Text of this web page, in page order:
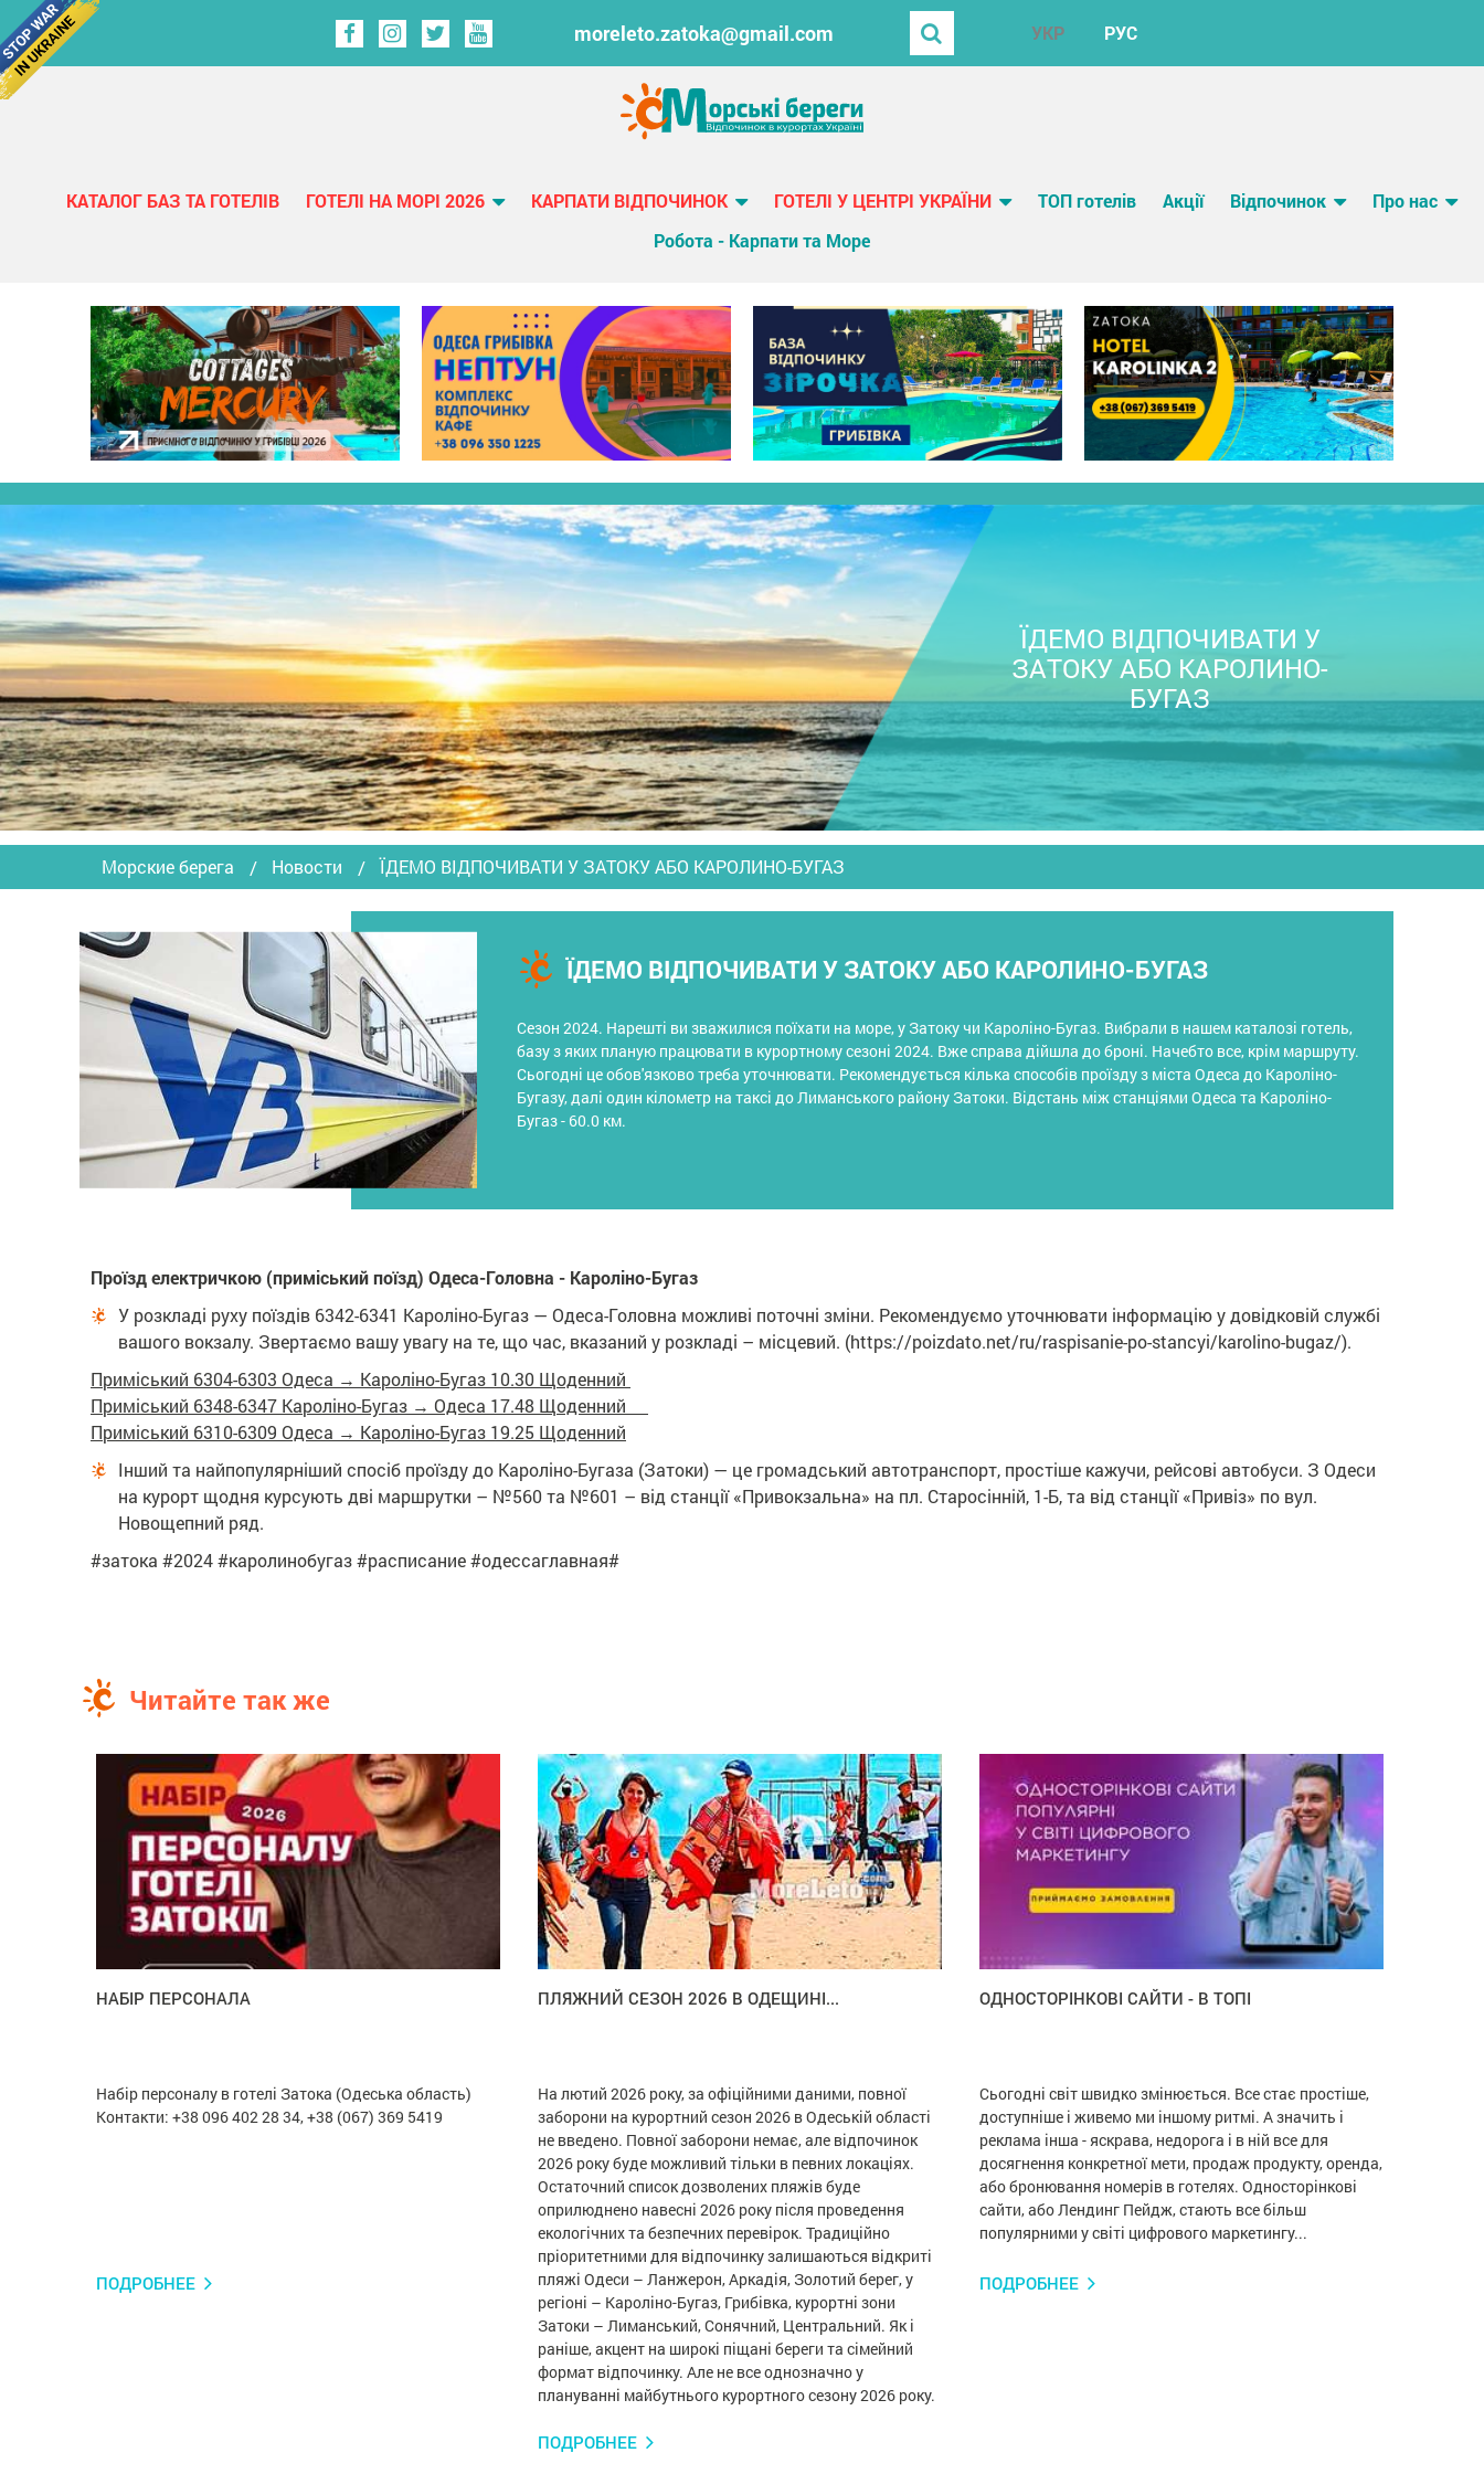
moreleto.zatoka@gmail.com УКР РУС
КАТАЛОГ БАЗ ТА ГОТЕЛІВ ГОТЕЛІ НА МОРІ 2026 КАРПАТИ ВІДПОЧИНОК ГОТЕЛІ У ЦЕНТРІ УКРАЇНИ ТОП готелів Акції Відпочинок
Про нас
Робота - Карпати та Море
ЇДЕМО ВІДПОЧИВАТИ У
ЗАТОКУ АБО КАРОЛИНО-
БУГАЗ
Морские берега Новости ЇДЕМО ВІДПОЧИВАТИ У ЗАТОКУ АБО КАРОЛИНО-БУГАЗ
ЇДЕМО ВІДПОЧИВАТИ У ЗАТОКУ АБО КАРОЛИНО-БУГАЗ
Сезон 2024. Нарешті ви зважилися поїхати на море, у Затоку чи Кароліно-Бугаз. Вибрали в нашем каталозі готель,
базу з яких планую працювати в курортному сезоні 2024. Вже справа дійшла до броні. Начебто все, крім маршруту.
Сьогодні це обов'язково треба уточнювати. Рекомендується кілька способів проїзду з міста Одеса до Кароліно-
Бугазу, далі один кілометр на таксі до Лиманського району Затоки. Відстань між станціями Одеса та Кароліно-
Бугаз - 60.0 км.
Проїзд електричкою (приміський поїзд) Одеса-Головна - Кароліно-Бугаз
У розкладі руху поїздів 6342-6341 Кароліно-Бугаз — Одеса-Головна можливі поточні зміни. Рекомендуємо уточнювати інформацію у довідковій службі
вашого вокзалу. Звертаємо вашу увагу на те, що час, вказаний у розкладі – місцевий. (https://poizdato.net/ru/raspisanie-po-stancyi/karolino-bugaz/).
Приміський 6304-6303 Одеса → Кароліно-Бугаз 10.30 Щоденний
Приміський 6348-6347 Кароліно-Бугаз → Одеса 17.48 Щоденний
Приміський 6310-6309 Одеса → Кароліно-Бугаз 19.25 Щоденний
Інший та найпопулярніший спосіб проїзду до Кароліно-Бугаза (Затоки) — це громадський автотранспорт, простіше кажучи, рейсові автобуси. З Одеси
на курорт щодня курсують дві маршрутки – №560 та №601 – від станції «Привокзальна» на пл. Старосінній, 1-Б, та від станції «Привіз» по вул.
Новощепний ряд.
#затока #2024 #каролинобугаз #расписание #одессаглавная#
Читайте так же
НАБІР ПЕРСОНАЛА
Набір персоналу в готелі Затока (Одеська область)
Контакти: +38 096 402 28 34, +38 (067) 369 5419
ПОДРОБНЕЕ
ПЛЯЖНИЙ СЕЗОН 2026 В ОДЕЩИНІ...
На лютий 2026 року, за офіційними даними, повної
заборони на курортний сезон 2026 в Одеській області
не введено. Повної заборони немає, але відпочинок
2026 року буде можливий тільки в певних локаціях.
Остаточний список дозволених пляжів буде
оприлюднено навесні 2026 року після проведення
екологічних та безпечних перевірок. Традиційно
пріоритетними для відпочинку залишаються відкриті
пляжі Одеси – Ланжерон, Аркадія, Золотий берег, у
регіоні – Кароліно-Бугаз, Грибівка, курортні зони
Затоки – Лиманський, Сонячний, Центральний. Як і
раніше, акцент на широкі піщані береги та сімейний
формат відпочинку. Але не все однозначно у
плануванні майбутнього курортного сезону 2026 року.
ПОДРОБНЕЕ
ОДНОСТОРІНКОВІ САЙТИ - В ТОПІ
Сьогодні світ швидко змінюється. Все стає простіше,
доступніше і живемо ми іншому ритмі. А значить і
реклама інша - яскрава, недорога і в ній все для
досягнення конкретної мети, продаж продукту, оренда,
або бронювання номерів в готелях. Односторінкові
сайти, або Лендинг Пейдж, стають все більш
популярними у світі цифрового маркетингу...
ПОДРОБНЕЕ